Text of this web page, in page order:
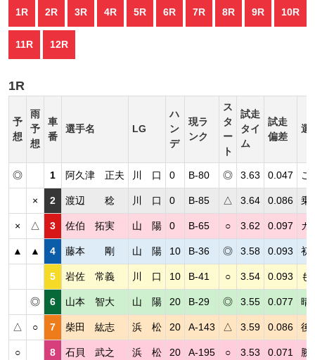
1R 2R 3R 4R 5R 6R 7R 8R 9R 10R
11R 12R
1R
予
想
雨
予
想
車
番
選手名 LG
ハ
ン
デ
現ラ
ンク
ス
タ
ー
ト
試走
タイ
ム
試走
偏差
選
◎ 1 阿久津 正夫 川 口 0 B-80 ◎ 3.63 0.047 こ
× 2 渡辺 稔 川 口 0 B-85 △ 3.64 0.086 乗
× △ 3 佐伯 拓実 山 陽 0 B-65 ○ 3.62 0.097 カ
▲ ▲ 4 藤本 剛 山 陽 10 B-36 ◎ 3.58 0.093 初
5 岩佐 常義 川 口 10 B-41 ○ 3.54 0.093 も
◎ 6 山本 智大 山 陽 20 B-29 ◎ 3.55 0.077 晴
△ ○ 7 柴田 紘志 浜 松 20 A-143 △ 3.59 0.086 後
○ 8 石貝 武之 浜 松 20 A-195 ○ 3.53 0.071 勝